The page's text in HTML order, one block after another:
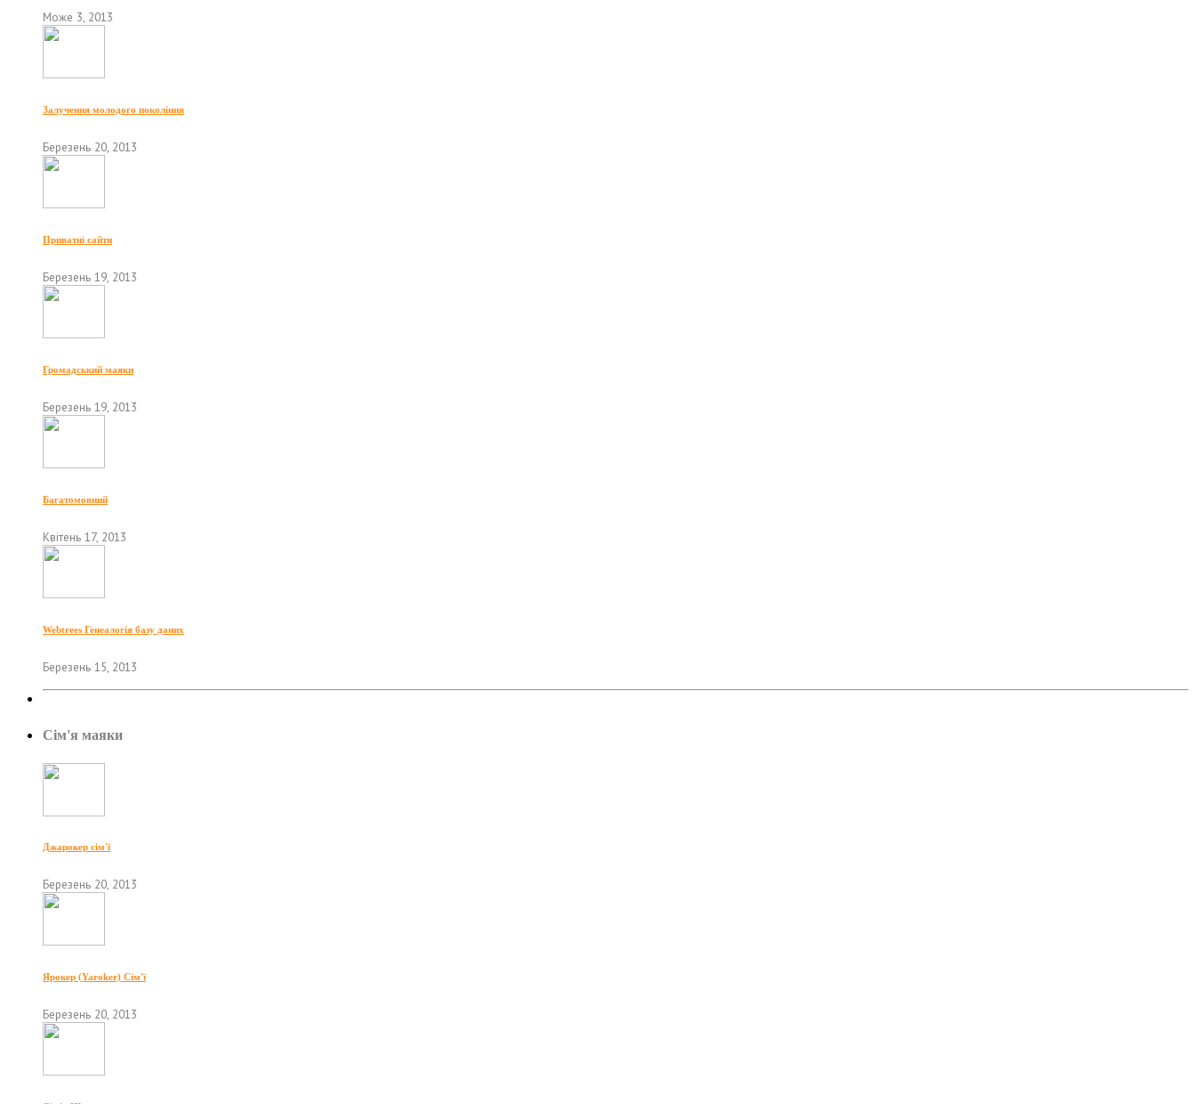
Може 3, 2013
Залучення молодого покоління
Березень 20, 2013
Приватні сайти
Березень 19, 2013
Громадський маяки
Березень 19, 2013
Багатомовний
Квітень 17, 2013
Webtrees Генеалогія базу даних
Березень 15, 2013
Сім'я маяки
Джарокер сім'ї
Березень 20, 2013
Ярокер (Yaroker) Сім'ї
Березень 20, 2013